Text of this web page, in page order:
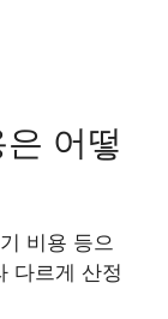
어떻
비용 등으
다르게 산정